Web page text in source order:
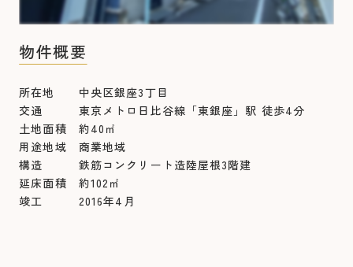
物件概要
所在地 中央区銀座3丁目
交通 東京メトロ日比谷線「東銀座」駅 徒歩4分
土地面積 約40㎡
用途地域 商業地域
構造 鉄筋コンクリート造陸屋根3階建
延床面積 約102㎡
竣工 2016年4月